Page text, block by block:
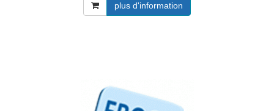
plus d'information